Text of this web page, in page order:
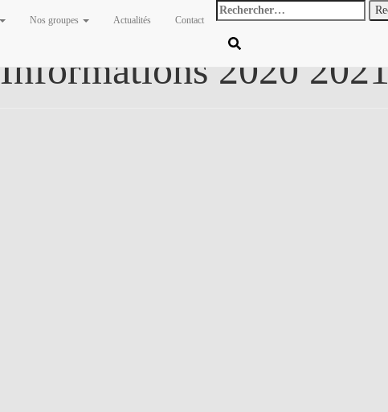
Nos groupes Actualités Contact
Rechercher
:
Informations 2020 2021